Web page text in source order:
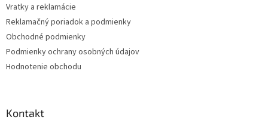
i
Vratky a reklamácie
Reklamačný poriadok a podmienky
Obchodné podmienky
Podmienky ochrany osobných údajov
Hodnotenie obchodu
Kontakt